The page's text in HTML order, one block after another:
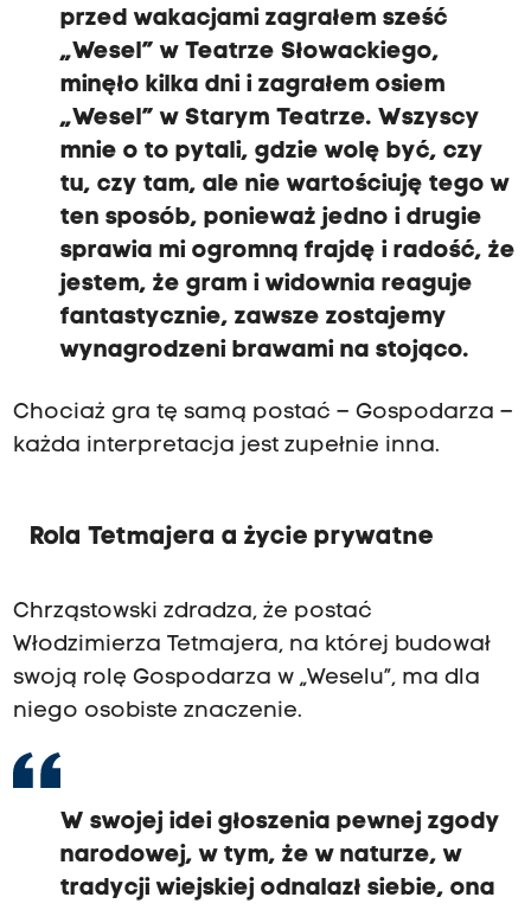
przed wakacjami zagrałem sześć
„Wesel” w Teatrze Słowackiego,
minęło kilka dni i zagrałem osiem
„Wesel” w Starym Teatrze. Wszyscy
mnie o to pytali, gdzie wolę być, czy
tu, czy tam, ale nie wartościuję tego w
ten sposób, ponieważ jedno i drugie
sprawia mi ogromną frajdę i radość, że
jestem, że gram i widownia reaguje
fantastycznie, zawsze zostajemy
wynagrodzeni brawami na stojąco.
Chociaż gra tę samą postać – Gospodarza –
każda interpretacja jest zupełnie inna.
Rola Tetmajera a życie prywatne
Chrząstowski zdradza, że postać
Włodzimierza Tetmajera, na której budował
swoją rolę Gospodarza w „Weselu”, ma dla
niego osobiste znaczenie.
W swojej idei głoszenia pewnej zgody
narodowej, w tym, że w naturze, w
tradycji wiejskiej odnalazł siebie, ona